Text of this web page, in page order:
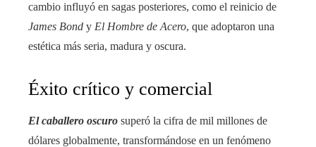
cambio influyó en sagas posteriores, como el reinicio de
James Bond y El Hombre de Acero, que adoptaron una
estética más seria, madura y oscura.
Éxito crítico y comercial
El caballero oscuro superó la cifra de mil millones de
dólares globalmente, transformándose en un fenómeno